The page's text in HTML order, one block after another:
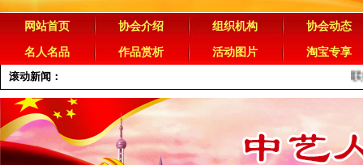
网站首页 协会介绍 组织机构
协会动态
名人名品
作品赏析 活动图片 淘宝专享
滚动新闻： 联络